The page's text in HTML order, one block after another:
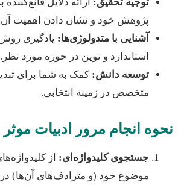
پژوهش خود و نشان دادن اهمیت آن.
آشنایی با متدولوژی‌ها:یادگیری روش‌ها و
استاندارد و نوین در حوزه مورد نظر.
توسعه دانش: کمک به شما برای تبدیل
متخصص در زمینه انتخابی.
انجام مرور ادبیات موثر
جستجوی کلیدواژه‌ای:از کلیدواژه‌های
موضوع خود (و مترادف‌های آن‌ها) در